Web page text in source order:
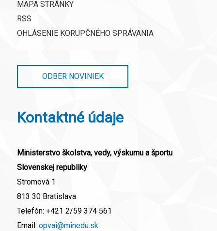
MAPA STRÁNKY
RSS
OHLÁSENIE KORUPČNÉHO SPRÁVANIA
ODBER NOVINIEK
Kontaktné údaje
Ministerstvo školstva, vedy, výskumu a športu
Slovenskej republiky
Stromová 1
813 30 Bratislava
Telefón: +421 2/59 374 561
Email: opvai@minedu.sk